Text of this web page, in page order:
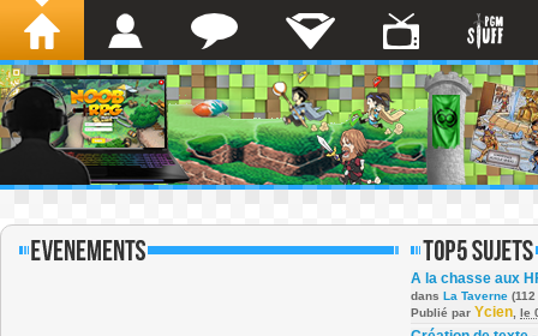
A la chasse aux
dans La Taverne
Publié par Ycien le